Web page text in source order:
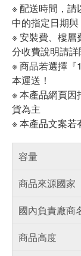
※ 配送時間，請
中的指定日期
※ 安裝費、樓層
分收費說明請
※ 商品若選擇『
本運送！
※ 本產品網頁因
貨為主
※ 本產品文案若
容量
商品來源國家
國內負責廠商
商品高度